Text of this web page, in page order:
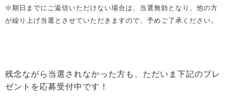
※期日までにご返信いただけない場合は、当選無効となり、他の方
が繰り上げ当選とさせていただきますので、予めご了承ください。
残念ながら当選されなかった方も、ただいま下記のプレ
ゼントを応募受付中です！